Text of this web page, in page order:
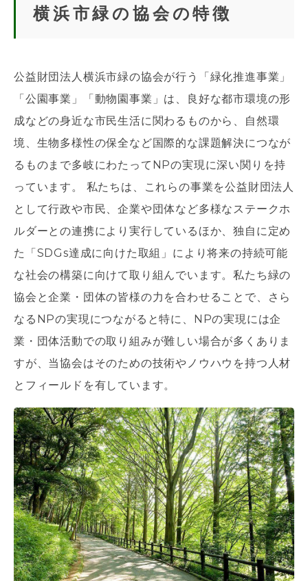
横浜市緑の協会の特徴
公益財団法人横浜市緑の協会が行う「緑化推進事業」
「公園事業」「動物園事業」は、良好な都市環境の形
成などの身近な市民生活に関わるものから、自然環
境、生物多様性の保全など国際的な課題解決につなが
るものまで多岐にわたってNPの実現に深い関りを持
っています。 私たちは、これらの事業を公益財団法人
として行政や市民、企業や団体など多様なステークホ
ルダーとの連携により実行しているほか、独自に定め
た「SDGs達成に向けた取組」により将来の持続可能
な社会の構築に向けて取り組んでいます。私たち緑の
協会と企業・団体の皆様の力を合わせることで、さら
なるNPの実現につながると特に、NPの実現には企
業・団体活動での取り組みが難しい場合が多くありま
すが、当協会はそのための技術やノウハウを持つ人材
とフィールドを有しています。